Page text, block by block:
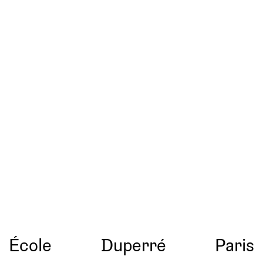
École Duperré Paris